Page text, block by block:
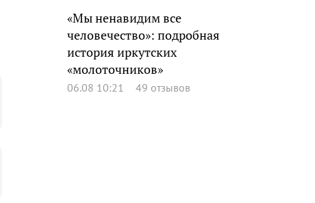
«Мы ненавидим все
человечество»: подробная
история иркутских
«молоточников»
06.08 10:21 49 отзывов